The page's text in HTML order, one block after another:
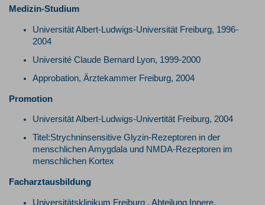
Medizin-Studium
Universität Albert-Ludwigs-Universität Freiburg, 1996-
2004
Université Claude Bernard Lyon, 1999-2000
Approbation, Ärztekammer Freiburg, 2004
Promotion
Universität Albert-Ludwigs-Univertität Freiburg, 2004
Titel:Strychninsensitive Glyzin-Rezeptoren in der
menschlichen Amygdala und NMDA-Rezeptoren im
menschlichen Kortex
Facharztausbildung
Universitätsklinikum Freiburg , Abteilung Innere,